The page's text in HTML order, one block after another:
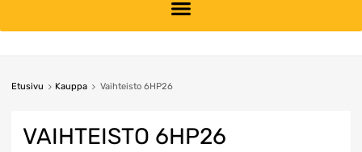
content
Etusivu Kauppa Vaihteisto 6HP26
VAIHTEISTO 6HP26